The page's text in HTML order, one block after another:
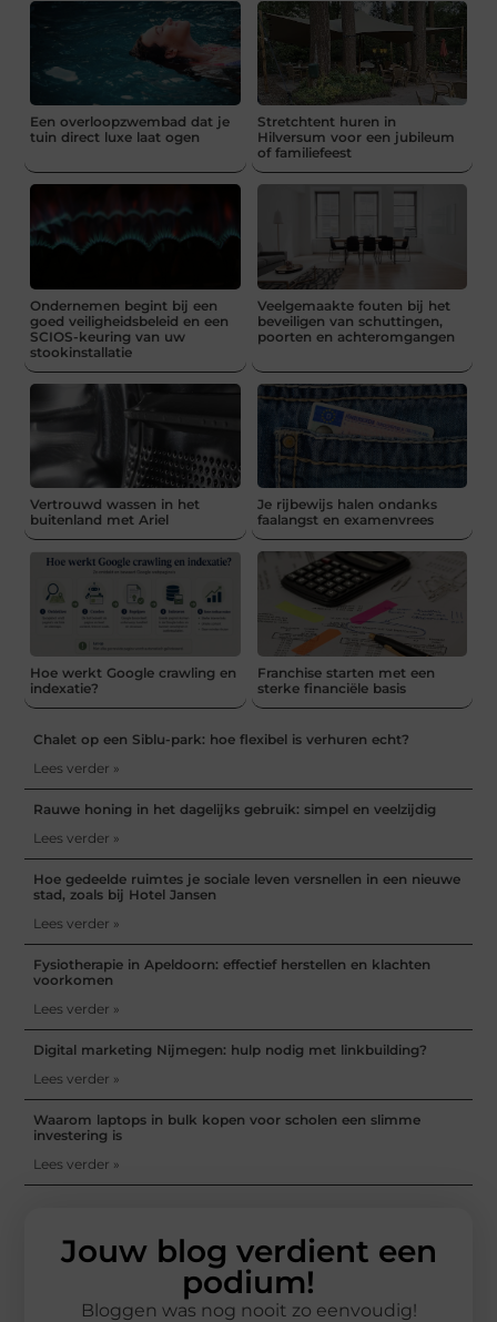
Een overloopzwembad dat je
tuin direct luxe laat ogen
Stretchtent huren in
Hilversum voor een jubileum
of familiefeest
Ondernemen begint bij een
goed veiligheidsbeleid en een
SCIOS-keuring van uw
stookinstallatie
Veelgemaakte fouten bij het
beveiligen van schuttingen,
poorten en achteromgangen
Vertrouwd wassen in het
buitenland met Ariel
Je rijbewijs halen ondanks
faalangst en examenvrees
Hoe werkt Google crawling en
indexatie?
Franchise starten met een
sterke financiële basis
Chalet op een Siblu-park: hoe flexibel is verhuren echt?
Lees verder »
Rauwe honing in het dagelijks gebruik: simpel en veelzijdig
Lees verder »
Hoe gedeelde ruimtes je sociale leven versnellen in een nieuwe
stad, zoals bij Hotel Jansen
Lees verder »
Fysiotherapie in Apeldoorn: effectief herstellen en klachten
voorkomen
Lees verder »
Digital marketing Nijmegen: hulp nodig met linkbuilding?
Lees verder »
Waarom laptops in bulk kopen voor scholen een slimme
investering is
Lees verder »
Jouw blog verdient een
podium!
Bloggen was nog nooit zo eenvoudig!